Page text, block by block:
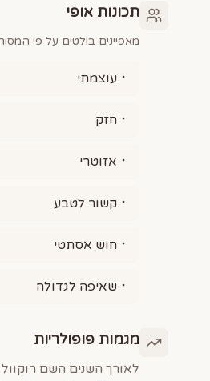
תכונות אופי
מאפיינים בולטים על פי
עוצמתי
חזק
אזוטרי
קשור לטבע
חוש אסתטי
שאיפה לגדולה
מגמות פופולריות
לאורך השנים השם רוקוול